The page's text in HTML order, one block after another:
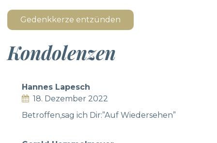
Gedenkkerze entzünden
Kondolenzen
Hannes Lapesch
18. Dezember 2022
Betroffen,sag ich Dir:”Auf Wiedersehen”